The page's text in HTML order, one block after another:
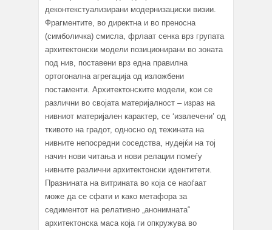
деконтекстуализирани модернизациски визии.
Фрагментите, во директна и во преносна
(симболичка) смисла, фрлаат сенка врз групата
архитектонски модели позиционирани во зоната
под нив, поставени врз една правилна
ортогонална агрегација од изложбени
постаменти. Архитектонските модели, кои се
различни во својата материјалност – израз на
нивниот материјален карактер, се ‘извлечени’ од
ткивото на градот, односно од тежината на
нивните непосредни соседства, нудејќи на тој
начин нови читања и нови релации помеѓу
нивните различни архитектонски идентитети.
Празнината на витрината во која се наоѓаат
може да се сфати и како метафора за
седиментот на релативно „анонимната“
архитектонска маса која ги опкружува во